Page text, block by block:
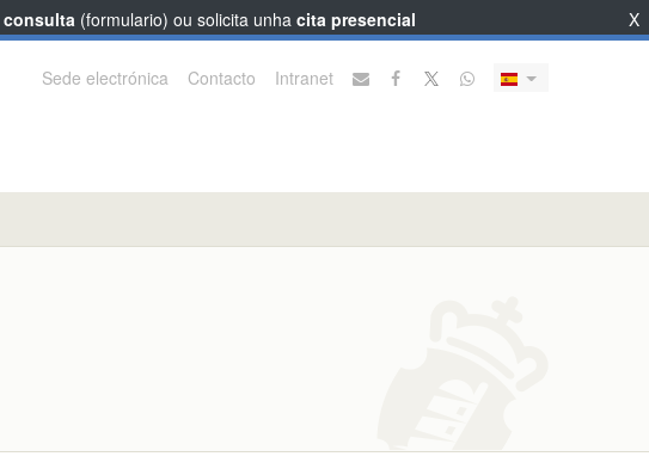
Sede electrónica Contacto Intranet
consulta(formulario) ou solicita unha cita presencial X